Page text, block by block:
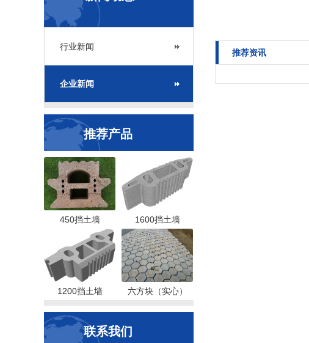
行业新闻
企业新闻
推荐产品
450挡土墙 1600挡土墙
1200挡土墙 六方块（实心）
联系我们
推荐资讯